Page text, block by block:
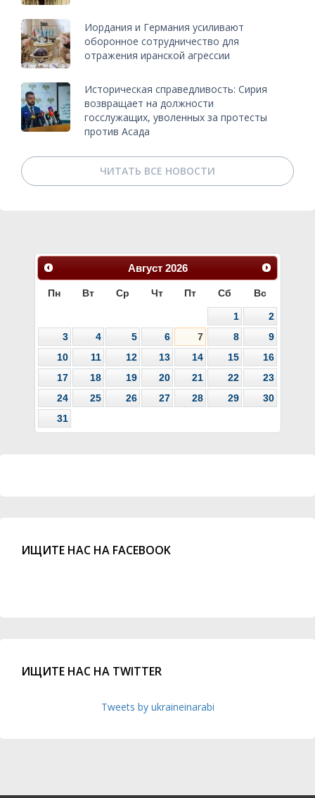
Иордания и Германия усиливают
оборонное сотрудничество для
отражения иранской агрессии
Историческая справедливость: Сирия
возвращает на должности
госслужащих, уволенных за протесты
против Асада
ЧИТАТЬ ВСЕ НОВОСТИ
Август 2026
Пн Вт Ср Чт Пт Сб Вс
1
2
3
4 5 6 7 8
9
10
11 12 13 14 15
16
17
18 19 20 21 22
23
24
25 26 27 28 29
30
31
ИЩИТЕ НАС НА FACEBOOK
ИЩИТЕ НАС НА TWITTER
Tweets by ukraineinarabi